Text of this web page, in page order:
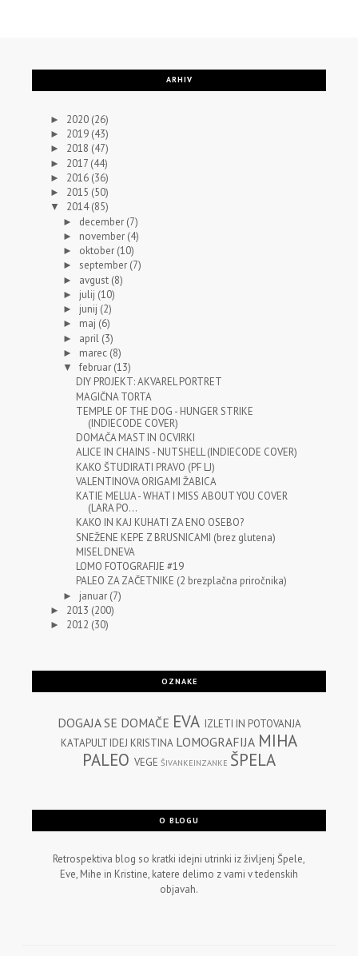
ARHIV
► 2020 (26)
► 2019 (43)
► 2018 (47)
► 2017 (44)
► 2016 (36)
► 2015 (50)
▼ 2014(85)
► december (7)
► november (4)
► oktober (10)
►september (7)
► avgust (8)
► julij (10)
► junij (2)
► maj (6)
► april (3)
► marec (8)
▼februar (13)
DIY PROJEKT: AKVAREL PORTRET
MAGIČNA TORTA
TEMPLE OF THE DOG - HUNGER STRIKE
(INDIECODE COVER)
DOMAČA MAST IN OCVIRKI
ALICE IN CHAINS - NUTSHELL (INDIECODE COVER)
KAKO ŠTUDIRATI PRAVO (PF LJ)
VALENTINOVA ORIGAMI ŽABICA
KATIE MELUA - WHAT I MISS ABOUT YOU COVER
(LARA PO...
KAKO IN KAJ KUHATI ZA ENO OSEBO?
SNEŽENE KEPE Z BRUSNICAMI (brez glutena)
MISEL DNEVA
LOMO FOTOGRAFIJE #19
PALEO ZA ZAČETNIKE (2 brezplačna priročnika)
► januar (7)
► 2013 (200)
► 2012 (30)
OZNAKE
DOGAJA SE DOMAČE EVA IZLETI IN POTOVANJA
KATAPULT IDEJ KRISTINA LOMOGRAFIJA MIHA
PALEO VEGE ŠIVANKEINZANKE ŠPELA
O BLOGU
Retrospektiva blog so kratki idejni utrinki iz življenj Špele,
Eve, Mihe in Kristine, katere delimo z vami v tedenskih
objavah.